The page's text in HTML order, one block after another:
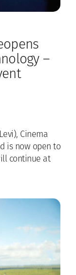
–
Cinema
is now open to
continue at